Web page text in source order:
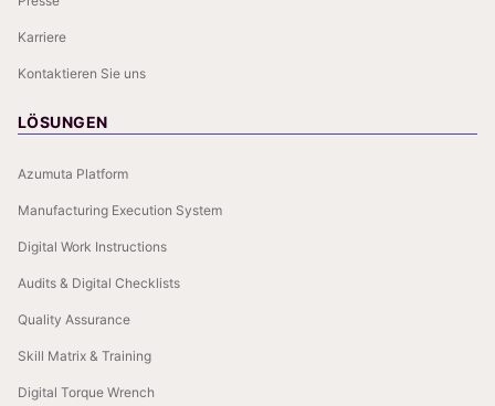
Karriere
Kontaktieren Sie uns
LÖSUNGEN
Azumuta Platform
Manufacturing Execution System
Digital Work Instructions
Audits & Digital Checklists
Quality Assurance
Skill Matrix & Training
Digital Torque Wrench